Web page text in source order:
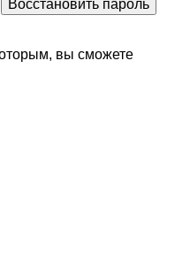
вы сможете